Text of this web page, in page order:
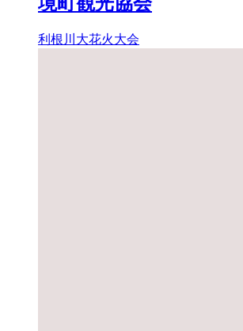
利根川大花火大会